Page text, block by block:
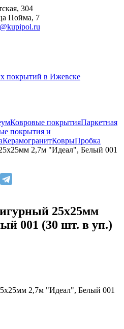
304
Пойма, 7
покрытий в Ижевске
Ковровые покрытияПаркетная
покрытия и
КерамогранитКоврыПробка
2,7м "Идеал", Белый 001
25х25мм
001 (30 шт. в уп.)
2,7м "Идеал", Белый 001